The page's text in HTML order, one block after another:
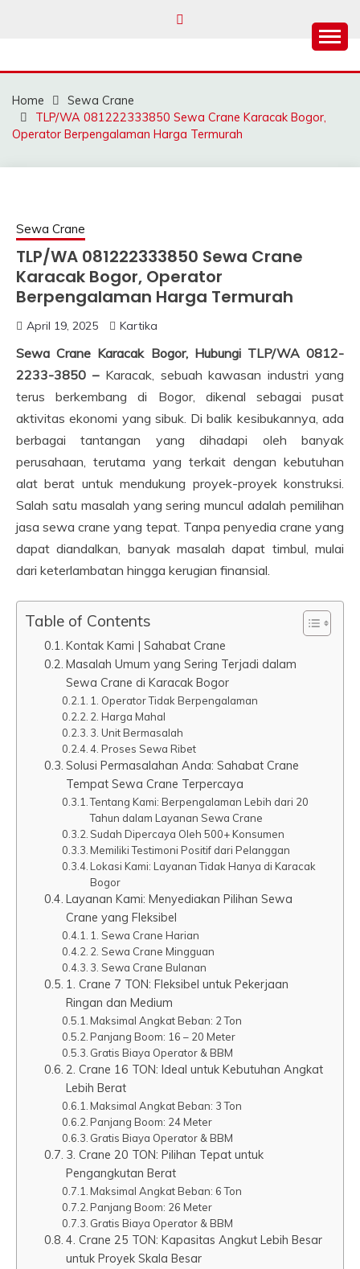
SAHABAT CRANE |
JASA SEWA CRANE |
FORKLIFT | SKYLIFT
Home
Sewa Crane
TLP/WA 081222333850 Sewa Crane Karacak Bogor,
Operator Berpengalaman Harga Termurah
Sewa Crane
TLP/WA 081222333850 Sewa Crane
Karacak Bogor, Operator
Berpengalaman Harga Termurah
April 19, 2025 Kartika
Sewa Crane Karacak Bogor, Hubungi TLP/WA 0812-
2233-3850 – Karacak, sebuah kawasan industri yang
terus berkembang di Bogor, dikenal sebagai pusat
aktivitas ekonomi yang sibuk. Di balik kesibukannya, ada
berbagai tantangan yang dihadapi oleh banyak
perusahaan, terutama yang terkait dengan kebutuhan
alat berat untuk mendukung proyek-proyek konstruksi.
Salah satu masalah yang sering muncul adalah pemilihan
jasa sewa crane yang tepat. Tanpa penyedia crane yang
dapat diandalkan, banyak masalah dapat timbul, mulai
dari keterlambatan hingga kerugian finansial.
Table of Contents
Kontak Kami | Sahabat Crane
Masalah Umum yang Sering Terjadi dalam
Sewa Crane di Karacak Bogor
1. Operator Tidak Berpengalaman
2. Harga Mahal
3. Unit Bermasalah
4. Proses Sewa Ribet
Solusi Permasalahan Anda: Sahabat Crane
Tempat Sewa Crane Terpercaya
Tentang Kami: Berpengalaman Lebih dari 20
Tahun dalam Layanan Sewa Crane
Sudah Dipercaya Oleh 500+ Konsumen
Memiliki Testimoni Positif dari Pelanggan
Lokasi Kami: Layanan Tidak Hanya di Karacak
Bogor
Layanan Kami: Menyediakan Pilihan Sewa
Crane yang Fleksibel
1. Sewa Crane Harian
2. Sewa Crane Mingguan
3. Sewa Crane Bulanan
1. Crane 7 TON: Fleksibel untuk Pekerjaan
Ringan dan Medium
Maksimal Angkat Beban: 2 Ton
Panjang Boom: 16 – 20 Meter
Gratis Biaya Operator & BBM
2. Crane 16 TON: Ideal untuk Kebutuhan Angkat
Lebih Berat
Maksimal Angkat Beban: 3 Ton
Panjang Boom: 24 Meter
Gratis Biaya Operator & BBM
3. Crane 20 TON: Pilihan Tepat untuk
Pengangkutan Berat
Maksimal Angkat Beban: 6 Ton
Panjang Boom: 26 Meter
Gratis Biaya Operator & BBM
4. Crane 25 TON: Kapasitas Angkut Lebih Besar
untuk Proyek Skala Besar